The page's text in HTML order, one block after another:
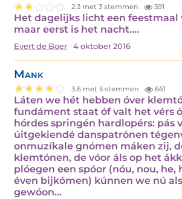
2.3 met 3 stemmen 591
Het dagelijks licht een feestmaal
maar eerst is het nacht.…
Evert de Boer 4 oktober 2016
Mank
3.6 met 5 stemmen 661
Láten we hét hebben óver
fundáment staat óf valt het vérs
hórdes springén hardlopérs: pás
úitgekiendé danspatrónen
onmuzíkale gnómen máken zij,
klemtónen, de vóor áls op het
plóegen een spóor (nóu, nou, he,
éven bijkómen) kúnnen we nú
gewóon…